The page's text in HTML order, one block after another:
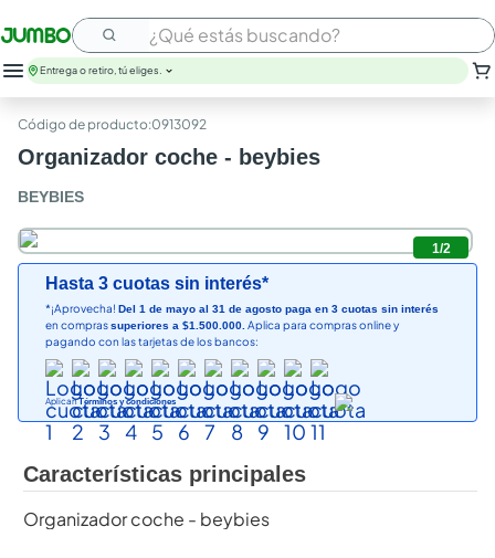
¿Qué estás buscando?
Entrega o retiro, tú eliges.
:0913092
Organizador coche - beybies
BEYBIES
1/2
Hasta 3 cuotas sin interés*
*¡Aprovecha! Del 1 de mayo al 31 de agosto paga en 3 cuotas sin interés
en comprassuperiores a $1.500.000. Aplica para compras online y
pagando con las tarjetas de los bancos:
AplicanTérminos y condiciones
Características principales
Organizador coche - beybies